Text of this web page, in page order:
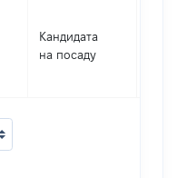
Кандидата
на посаду